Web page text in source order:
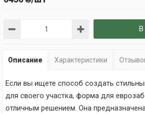
В
Описание Характеристики
Если вы ищете способ создать
для своего участка, форма для
отличным решением. Она